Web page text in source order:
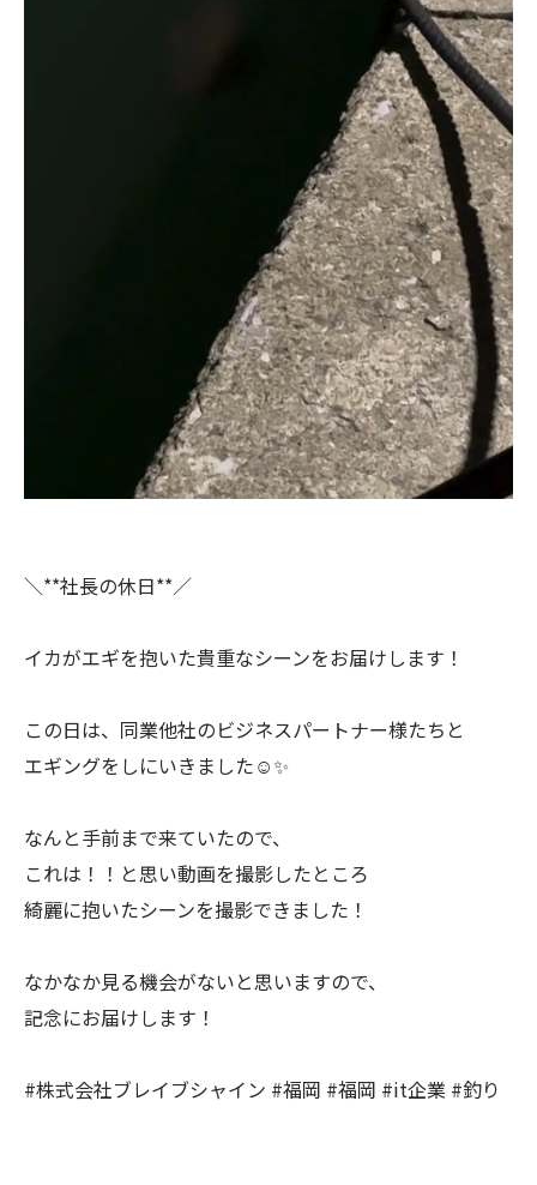
＼**社長の休日**／
イカがエギを抱いた貴重なシーンをお届けします！
この日は、同業他社のビジネスパートナー様たちと
エギングをしにいきました☺️✨
なんと手前まで来ていたので、
これは！！と思い動画を撮影したところ
綺麗に抱いたシーンを撮影できました！
なかなか見る機会がないと思いますので、
記念にお届けします！
#株式会社ブレイブシャイン #福岡 #福岡 #it企業 #釣り